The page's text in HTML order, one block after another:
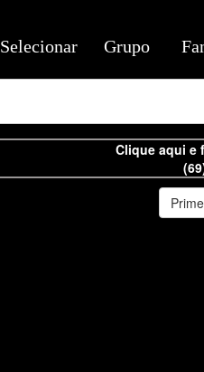
Clique aqui e
Selecionar Grupo